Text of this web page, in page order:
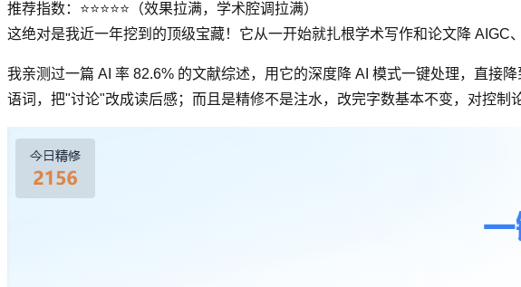
推荐指数：⭐⭐⭐⭐⭐（效果拉满，学术腔调拉满）
这绝对是我近一年挖到的顶级宝藏！它从一开始就扎根学术写作和论文降
我亲测过一篇 AI 率 82.6% 的文献综述，用它的深度降 AI 模式一键处理，直接
语词，把"讨论"改成读后感；而且是精修不是注水，改完字数基本不变，对控制